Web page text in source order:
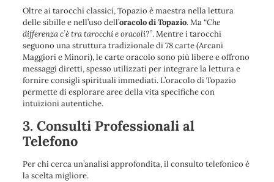
Oltre ai tarocchi classici, Topazio è maestra nella lettura
delle sibille e nell’uso dell’oracolo di Topazio. Ma “Che
differenza c’è tra tarocchi e oracoli?”. Mentre i tarocchi
seguono una struttura tradizionale di 78 carte (Arcani
Maggiori e Minori), le carte oracolo sono più libere e offrono
messaggi diretti, spesso utilizzati per integrare la lettura e
fornire consigli spirituali immediati. L’oracolo di Topazio
permette di esplorare aree della vita specifiche con
intuizioni autentiche.
3. Consulti Professionali al
Telefono
Per chi cerca un’analisi approfondita, il consulto telefonico è
la scelta migliore.